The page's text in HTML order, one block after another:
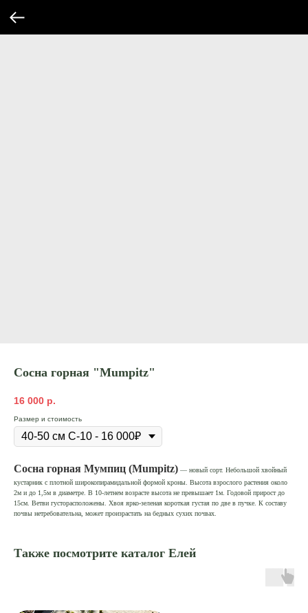
Сосна горная "Mumpitz"
16 000 р.
Размер и стоимость
Сосна горная Мумпиц (Mumpitz) — новый сорт. Небольшой хвойный
кустарник с плотной широкопирамидальной формой кроны. Высота взрослого растения около
2м и до 1,5м в диаметре. В 10-летнем возрасте высота не превышает 1м. Годовой прирост до
15см. Ветви густорасположены. Хвоя ярко-зеленая короткая густая по две в пучке. К составу
почвы нетребовательна, может произрастать на бедных сухих почвах.
Также посмотрите каталог Елей